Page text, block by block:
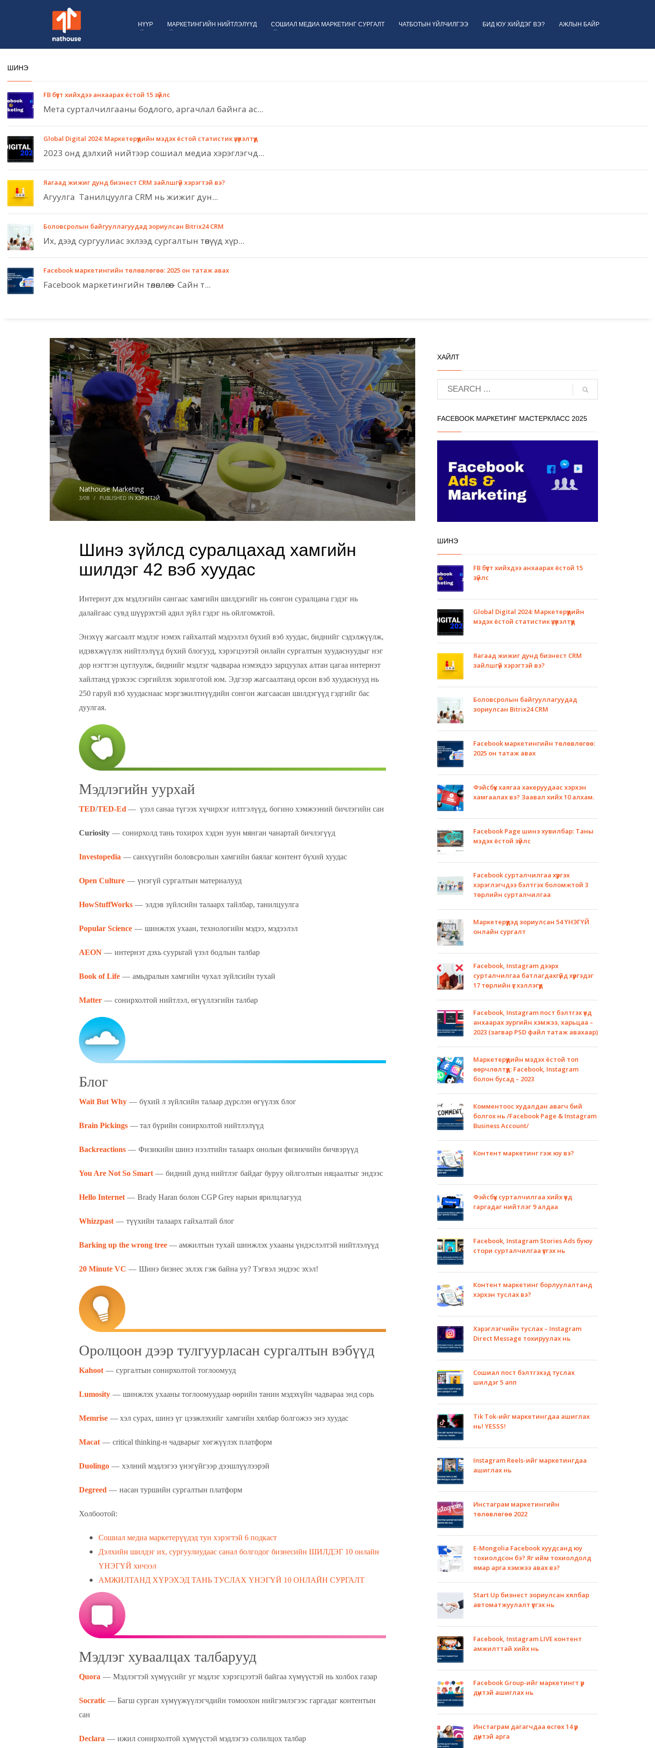
НҮҮР МАРКЕТИНГИЙН НИЙТЛЭЛҮҮД СОШИАЛ МЕДИА МАРКЕТИНГ СУРГАЛТ ЧАТБОТЫН ҮЙЛЧИЛГЭЭ БИД ЮУ ХИЙДЭГ ВЭ? АЖЛЫН БАЙР
ШИНЭ
FB бүүст хийхдээ анхаарах ёстой 15 зүйлс
Мета сурталчилгааны бодлого, аргачлал байнга ас...
Global Digital 2024: Маркетерүүдийн мэдэх ёстой статистик үзүүлэлтүүд
2023 онд дэлхий нийтээр сошиал медиа хэрэглэгчд...
Яагаад жижиг дунд бизнест CRM зайлшгүй хэрэгтэй вэ?
Агуулга Танилцуулга CRM нь жижиг дун...
Боловсролын байгууллагуудад зориулсан Bitrix24 CRM
Их, дээд сургуулиас эхлээд сургалтын төвүүд хүр...
Facebook маркетингийн төлөвлөгөө: 2025 он татаж авах
Facebook маркетингийн төлөвлөгөө – Сайн т...
Nathouse Marketing
3/08 / PUBLISHED IN ХЭРЭГТЭЙ
Шинэ зүйлсд суралцахад хамгийн
шилдэг 42 вэб хуудас
Интернэт дэх мэдлэгийн сангаас хамгийн шилдэгийг нь сонгон суралцана гэдэг нь
далайгаас сувд шүүрэхтэй адил зүйл гэдэг нь ойлгомжтой.
Энэхүү жагсаалт мэдлэг нэмэх гайхалтай мэдээлэл бүхий вэб хуудас, биднийг сэдэлжүүлж,
идэвхжүүлэх нийтлэлүүд бүхий блогууд, хэрэгцээтэй онлайн сургалтын хуудаснуудыг нэг
дор нэгтгэн цуглуулж, биднийг мэдлэг чадвараа нэмэхдээ зарцуулах алтан цагаа интернэт
хайлтанд үрэхээс сэргийлэх зорилготой юм. Эдгээр жагсаалтанд орсон вэб хуудаснууд нь
250 гаруй вэб хуудаснаас мэргэжилтнүүдийн сонгон жагсаасан шилдэгүүд гэдгийг бас
дуулгая.
Мэдлэгийн уурхай
TED/TED-Ed — үзэл санаа түгээх хүчирхэг илтгэлүүд, богино хэмжээний бичлэгийн сан
Curiosity — сонирхолд тань тохирох хэдэн зуун мянган чанартай бичлэгүүд
Investopedia — санхүүгийн боловсролын хамгийн баялаг контент бүхий хуудас
Open Culture — үнэгүй сургалтын материалууд
HowStuffWorks — элдэв зүйлсийн талаарх тайлбар, танилцуулга
Popular Science — шинжлэх ухаан, технологийн мэдээ, мэдээлэл
AEON — интернэт дэхь суурьтай үзэл бодлын талбар
Book of Life — амьдралын хамгийн чухал зүйлсийн тухай
Matter — сонирхолтой нийтлэл, өгүүллэгийн талбар
Блог
Wait But Why — бүхий л зүйлсийн талаар дүрслэн өгүүлэх блог
Brain Pickings — тал бүрийн сонирхолтой нийтлэлүүд
Backreactions — Физикийн шинэ нээлтийн талаарх онолын физикчийн бичвэрүүд
You Are Not So Smart — бидний дунд нийтлэг байдаг буруу ойлголтын няцаалтыг эндээс
Hello Internet — Brady Haran болон CGP Grey нарын ярилцлагууд
Whizzpast — түүхийн талаарх гайхалтай блог
Barking up the wrong tree — амжилтын тухай шинжлэх ухааны үндэслэлтэй нийтлэлүүд
20 Minute VC — Шинэ бизнес эхлэх гэж байна уу? Тэгвэл эндээс эхэл!
Оролцоон дээр тулгуурласан сургалтын вэбүүд
Kahoot — сургалтын сонирхолтой тоглоомууд
Lumosity — шинжлэх ухааны тоглоомуудаар өөрийн танин мэдэхүйн чадвараа энд сорь
Memrise — хэл сурах, шинэ үг цээжлэхийг хамгийн хялбар болгожээ энэ хуудас
Macat — critical thinking-н чадварыг хөгжүүлэх платформ
Duolingo — хэлний мэдлэгээ үнэгүйгээр дээшлүүлээрэй
Degreed — насан туршийн сургалтын платформ
Холбоотой:
Сошиал медиа маркетерүүдэд тун хэрэгтэй 6 подкаст
Дэлхийн шилдэг их, сургуулиудаас санал болгодог бизнесийн ШИЛДЭГ 10 онлайн
ҮНЭГҮЙ хичээл
АМЖИЛТАНД ХҮРЭХЭД ТАНЬ ТУСЛАХ ҮНЭГҮЙ 10 ОНЛАЙН СУРГАЛТ
Мэдлэг хуваалцах талбарууд
Quora — Мэдлэгтэй хүмүүсийг уг мэдлэг хэрэгцээтэй байгаа хүмүүстэй нь холбох газар
Socratic — Багш сурган хүмүүжүүлэгчдийн томоохон нийгэмлэгээс гаргадаг контентын
сан
Declara — ижил сонирхолтой хүмүүстэй мэдлэгээ солилцох талбар
ХАЙЛТ
FACEBOOK МАРКЕТИНГ МАСТЕРКЛАСС 2025
ШИНЭ
FB бүүст хийхдээ анхаарах ёстой 15
зүйлс
Global Digital 2024: Маркетерүүдийн
мэдэх ёстой статистик үзүүлэлтүүд
Яагаад жижиг дунд бизнест CRM
зайлшгүй хэрэгтэй вэ?
Боловсролын байгууллагуудад
зориулсан Bitrix24 CRM
Facebook маркетингийн төлөвлөгөө:
2025 он татаж авах
Фэйсбүүк хаягаа хакеруудаас хэрхэн
хамгаалах вэ? Заавал хийх 10 алхам.
Facebook Page шинэ хувилбар: Таны
мэдэх ёстой зүйлс
Facebook сурталчилгаа хүргэх
хэрэглэгчдээ бэлтгэх боломжтой 3
төрлийн сурталчилгаа
Маркетерүүдэд зориулсан 54 ҮНЭГҮЙ
онлайн сургалт
Facebook, Instagram дээрх
сурталчилгаа батлагдахгүйд хүргэдэг
17 төрлийн үг хэллэгүүд
Facebook, Instagram пост бэлтгэх үед
анхаарах зургийн хэмжээ, харьцаа –
2023 (загвар PSD файл татаж авахаар)
Маркетерүүдийн мэдэх ёстой топ
өөрчлөлтүүд: Facebook, Instagram
болон бусад – 2023
Комментоос худалдан авагч бий
болгох нь /Facebook Page & Instagram
Business Account/
Контент маркетинг гэж юу вэ?
Фэйсбүүк сурталчилгаа хийх үед
гаргадаг нийтлэг 9 алдаа
Facebook, Instagram Stories Ads буюу
стори сурталчилгаа үүсгэх нь
Контент маркетинг борлуулалтанд
хэрхэн туслах вэ?
Хэрэглэгчийн туслах – Instagram
Direct Message тохируулах нь
Сошиал пост бэлтгэхэд туслах
шилдэг 5 апп
Tik Tok-ийг маркетингдаа ашиглах
нь! YESSS!
Instagram Reels-ийг маркетингдаа
ашиглах нь
Инстаграм маркетингийн
төлөвлөгөө 2022
E-Mongolia Facebook хуудсанд юу
тохиолдсон бэ? Яг ийм тохиолдолд
ямар арга хэмжээ авах вэ?
Start Up бизнест зориулсан хялбар
автоматжуулалт үүсгэх нь
Facebook, Instagram LIVE контент
амжилттай хийх нь
Facebook Group-ийг маркетингт үр
дүнтэй ашиглах нь
Инстаграм дагагчдаа өсгөх 14 үр
дүнтэй арга